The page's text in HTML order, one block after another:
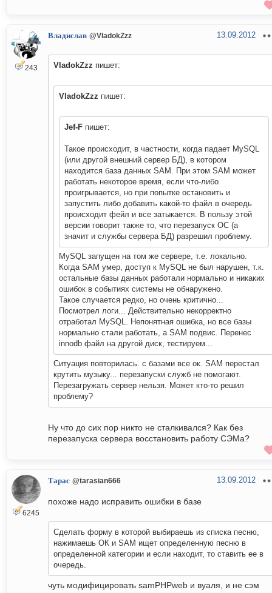
243
Владислав @VladokZzz 13.09.2012
VladokZzz пишет:
VladokZzz пишет:
Jef-F пишет:
Такое происходит, в частности, когда падает MySQL
(или другой внешний сервер БД), в котором
находится база данных SAM. При этом SAM может
работать некоторое время, если что-либо
проигрывается, но при попытке остановить и
запустить либо добавить какой-то файл в очередь
происходит фейл и все затыкается. В пользу этой
версии говорит также то, что перезапуск ОС (а
значит и службы сервера БД) разрешил проблему.
MySQL запущен на том же сервере, т.е. локально.
Когда SAM умер, доступ к MySQL не был нарушен, т.к.
остальные базы данных работали нормально и никаких
ошибок в событиях системы не обнаружено.
Такое случается редко, но очень критично...
Посмотрел логи... Действительно некорректно
отработал MySQL. Непонятная ошибка, но все базы
нормально стали работать, а SAM подвис. Перенес
innodb файл на другой диск, тестируем...
Ситуация повторилась. с базами все ок. SAM перестал
крутить музыку... перезапуски служб не помогают.
Перезагружать сервер нельзя. Может кто-то решил
проблему?
Ну что до сих пор никто не сталкивался? Как без
перезапуска сервера восстановить работу СЭМа?
6245
Тарас @tarasian666 13.09.2012
похоже надо исправить ошибки в базе
Сделать форму в которой выбираешь из списка песню,
нажимаешь ОК и SAM ищет определенную песню в
определенной категории и если находит, то ставить ее в
очередь.
чуть модифицировать samPHPweb и вуаля, и не сэм